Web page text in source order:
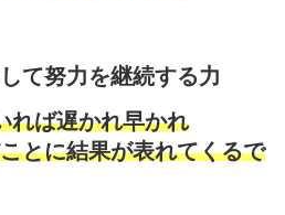
て努力を継続する力
れば遅かれ早かれ
とに結果が表れてくるで